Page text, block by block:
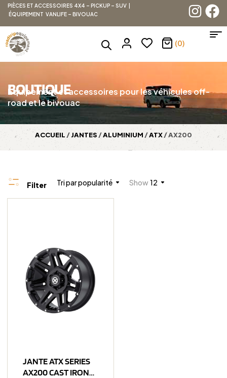
PIÈCES ET ACCESSOIRES 4X4 – PICKUP – SUV |
ÉQUIPEMENT VANLIFE – BIVOUAC
(0)
BOUTIQUE
Équipement et accessoires pour les véhicules off-
road et le bivouac
ACCUEIL /JANTES /ALUMINIUM /ATX/ AX200
Filter Tri par popularité Show12
JANTE ATX SERIES
AX200 CAST IRON